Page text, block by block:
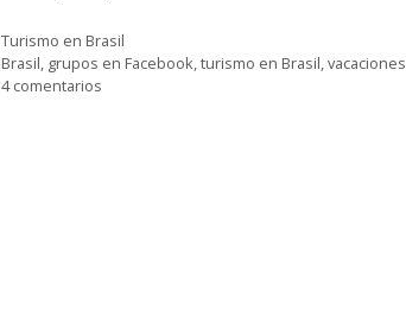
Categorías
Turismo en Brasil
Etiquetas
Brasil, grupos en Facebook,turismo en Brasil,vacaciones
4 comentarios